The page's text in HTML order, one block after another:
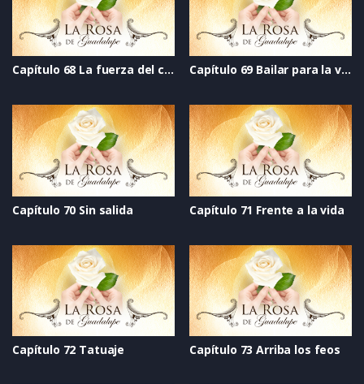
Capítulo 68 La fuerza del corazón Capítulo 69 Bailar para la vida
Capítulo 70 Sin salida Capítulo 71 Frente a la vida
Capítulo 72 Tatuaje Capítulo 73 Arriba los feos